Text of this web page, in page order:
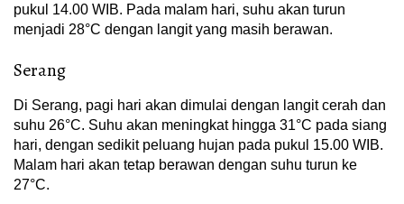
pukul 14.00 WIB. Pada malam hari, suhu akan turun
menjadi 28°C dengan langit yang masih berawan.
Serang
Di Serang, pagi hari akan dimulai dengan langit cerah dan
suhu 26°C. Suhu akan meningkat hingga 31°C pada siang
hari, dengan sedikit peluang hujan pada pukul 15.00 WIB.
Malam hari akan tetap berawan dengan suhu turun ke
27°C.